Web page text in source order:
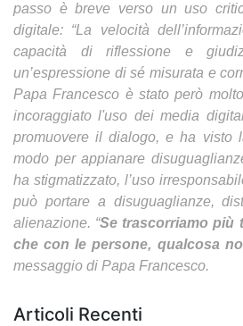
passo è breve verso un uso
digitale: “La velocità
capacità di riflessione e
un’espressione di sé misurata e
Papa Francesco è stato però
incoraggiato l'uso dei media
promuovere il dialogo, e ha visto
modo per appianare
ha stigmatizzato, l’uso
può portare a disuguaglianze,
alienazione. “Se trascorriamo più
che con le persone, qualcosa
messaggio di Papa Francesco.
Articoli Recenti